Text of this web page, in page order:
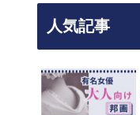
人気記事